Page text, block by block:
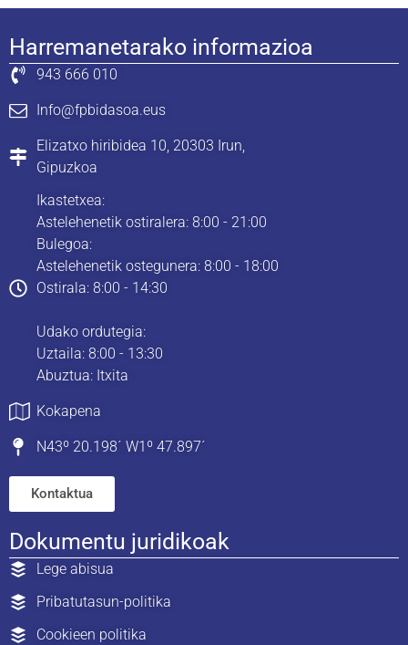
Harremanetarako informazioa
943 666 010
Info@fpbidasoa.eus
Elizatxo hiribidea 10, 20303 Irun,
Gipuzkoa
Ikastetxea:
Astelehenetik ostiralera: 8:00 - 21:00
Bulegoa:
Astelehenetik ostegunera: 8:00 - 18:00
Ostirala: 8:00 - 14:30
Udako ordutegia:
Uztaila: 8:00 - 13:30
Abuztua: Itxita
Kokapena
N43º 20.198´ W1º 47.897´
Kontaktua
Dokumentu juridikoak
Lege abisua
Pribatutasun-politika
Cookieen politika